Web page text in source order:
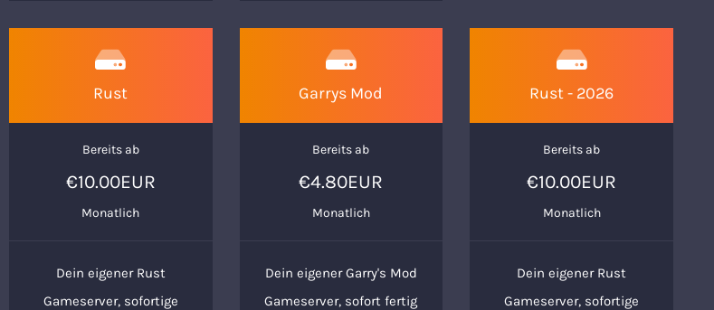
Rust
Bereits ab
€10.00EUR
Monatlich
Dein eigener Rust
Gameserver, sofortige
Garrys Mod
Bereits ab
€4.80EUR
Monatlich
Dein eigener Garry's Mod
Gameserver, sofort fertig
Rust - 2026
Bereits ab
€10.00EUR
Monatlich
Dein eigener Rust
Gameserver, sofortige